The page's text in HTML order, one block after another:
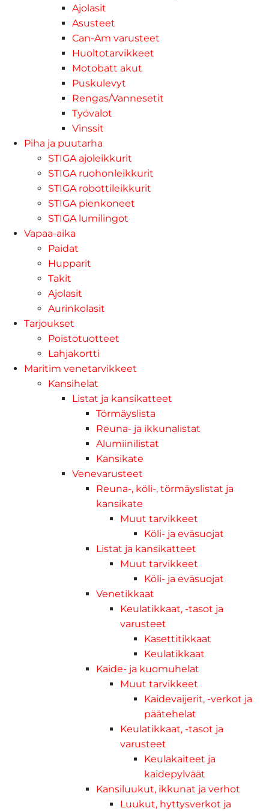
Ajolasit
Asusteet
Can-Am varusteet
Huoltotarvikkeet
Motobatt akut
Puskulevyt
Rengas/Vannesetit
Työvalot
Vinssit
Piha ja puutarha
STIGA ajoleikkurit
STIGA ruohonleikkurit
STIGA robottileikkurit
STIGA pienkoneet
STIGA lumilingot
Vapaa-aika
Paidat
Hupparit
Takit
Ajolasit
Aurinkolasit
Tarjoukset
Poistotuotteet
Lahjakortti
Maritim venetarvikkeet
Kansihelat
Listat ja kansikatteet
Törmäyslista
Reuna- ja ikkunalistat
Alumiinilistat
Kansikate
Venevarusteet
Reuna-, köli-, törmäyslistat ja
kansikate
Muut tarvikkeet
Köli- ja eväsuojat
Listat ja kansikatteet
Muut tarvikkeet
Köli- ja eväsuojat
Venetikkaat
Keulatikkaat, -tasot ja
varusteet
Kasettitikkaat
Keulatikkaat
Kaide- ja kuomuhelat
Muut tarvikkeet
Kaidevaijerit, -verkot ja
päätehelat
Keulatikkaat, -tasot ja
varusteet
Keulakaiteet ja
kaidepylväät
Kansiluukut, ikkunat ja verhot
Luukut, hyttysverkot ja